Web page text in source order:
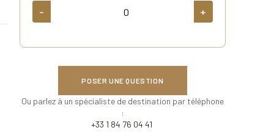
- +
POSER UNE QUESTION
Ou parlez à un spécialiste de destination par téléphone
:
+33 1 84 76 04 41